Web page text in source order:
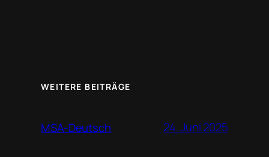
WEITERE BEITRÄGE
MSA-Deutsch 24. Juni 2025